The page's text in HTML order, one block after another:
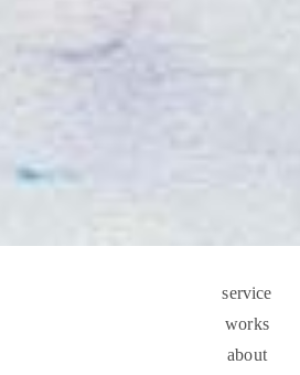
service
works
about